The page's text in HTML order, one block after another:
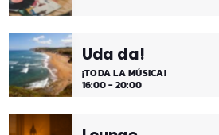
Uda da!
¡TODA LA MÚSICA!
16:00 - 20:00